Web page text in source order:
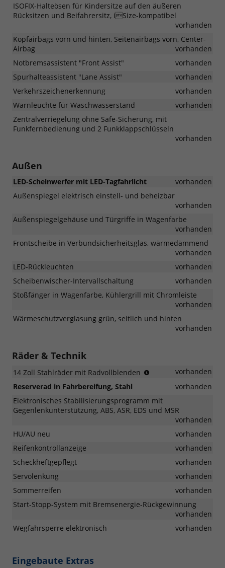
ISOFIX-Halteösen für Kindersitze auf den äußeren
Rücksitzen und Beifahrersitz, iSize-kompatibel
vorhanden
Kopfairbags vorn und hinten, Seitenairbags vorn, Center-
Airbag
vorhanden
Notbremsassistent "Front Assist"
vorhanden
Spurhalteassistent "Lane Assist"
vorhanden
Verkehrszeichenerkennung
vorhanden
Warnleuchte für Waschwasserstand
vorhanden
Zentralverriegelung ohne Safe-Sicherung, mit
Funkfernbedienung und 2 Funkklappschlüsseln
vorhanden
Außen
LED-Scheinwerfer mit LED-Tagfahrlicht
vorhanden
Außenspiegel elektrisch einstell- und beheizbar
vorhanden
Außenspiegelgehäuse und Türgriffe in Wagenfarbe
vorhanden
Frontscheibe in Verbundsicherheitsglas, wärmedämmend
vorhanden
LED-Rückleuchten
vorhanden
Scheibenwischer-Intervallschaltung
vorhanden
Stoßfänger in Wagenfarbe, Kühlergrill mit Chromleiste
vorhanden
Wärmeschutzverglasung grün, seitlich und hinten
vorhanden
Räder & Technik
14 Zoll Stahlräder mit Radvollblenden
(Bereifungvorhanden
Reserverad in Fahrbereifung, Stahl
vorhanden
Elektronisches Stabilisierungsprogramm mit
Gegenlenkunterstützung, ABS, ASR, EDS und MSR
vorhanden
HU/AU neu
vorhanden
Reifenkontrollanzeige
vorhanden
Scheckheftgepflegt
vorhanden
Servolenkung
vorhanden
Sommerreifen
vorhanden
Start-Stopp-System mit Bremsenergie-Rückgewinnung
vorhanden
Wegfahrsperre elektronisch
vorhanden
Eingebaute Extras